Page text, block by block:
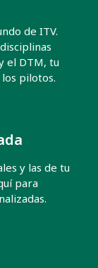
de ITV.
el DTM, tu
pilotos.
y las de tu
para